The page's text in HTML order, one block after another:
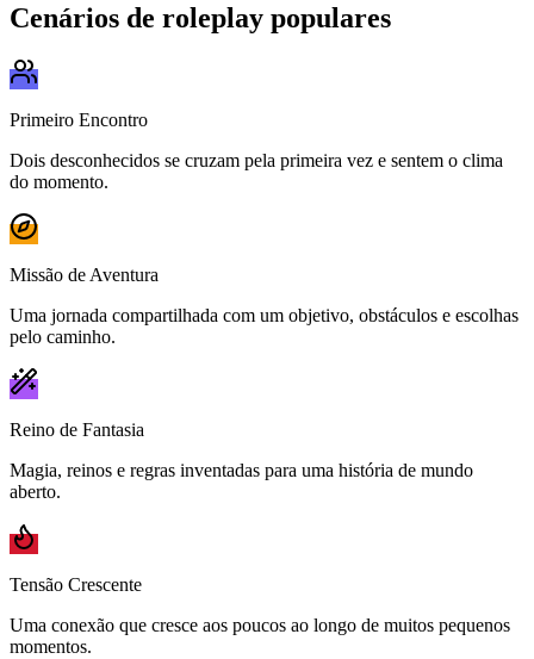
Cenários de roleplay populares
Primeiro Encontro
Dois desconhecidos se cruzam pela primeira vez e sentem o clima
do momento.
Missão de Aventura
Uma jornada compartilhada com um objetivo, obstáculos e escolhas
pelo caminho.
Reino de Fantasia
Magia, reinos e regras inventadas para uma história de mundo
aberto.
Tensão Crescente
Uma conexão que cresce aos poucos ao longo de muitos pequenos
momentos.